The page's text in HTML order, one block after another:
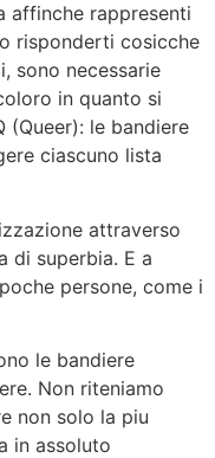
affinche rappresenti
risponderti cosicche
sono necessarie
in quanto si
(Queer): le bandiere
ciascuno lista
attraverso
di superbia. E a
persone, come i
le bandiere
Non riteniamo
non solo la piu
in assoluto